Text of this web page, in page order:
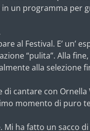
un programma per
al Festival. E’ un’
“pulita”. Alla
alla selezione
di cantare con
momento di puro
Mi ha fatto un sacco